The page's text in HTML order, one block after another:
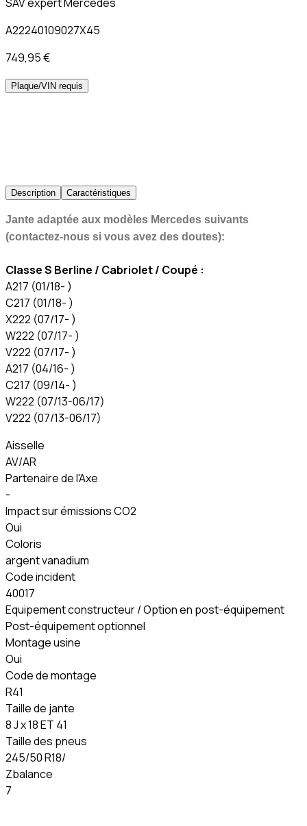
A22240109027X45
749,95 €
Plaque/VIN requis
Description Caractéristiques
Jante adaptée aux modèles Mercedes suivants
(contactez-nous si vous avez des doutes):
Classe S Berline / Cabriolet / Coupé :
A217 (01/18- )
C217 (01/18- )
X222 (07/17- )
W222 (07/17- )
V222 (07/17- )
A217 (04/16- )
C217 (09/14- )
W222 (07/13-06/17)
V222 (07/13-06/17)
Aisselle
AV/AR
Partenaire de l'Axe
-
Impact sur émissions CO2
Oui
Coloris
argent vanadium
Code incident
40017
Equipement constructeur / Option en post-équipement
Post-équipement optionnel
Montage usine
Oui
Code de montage
R41
Taille de jante
8 J x 18 ET 41
Taille des pneus
245/50 R18/
Zbalance
7